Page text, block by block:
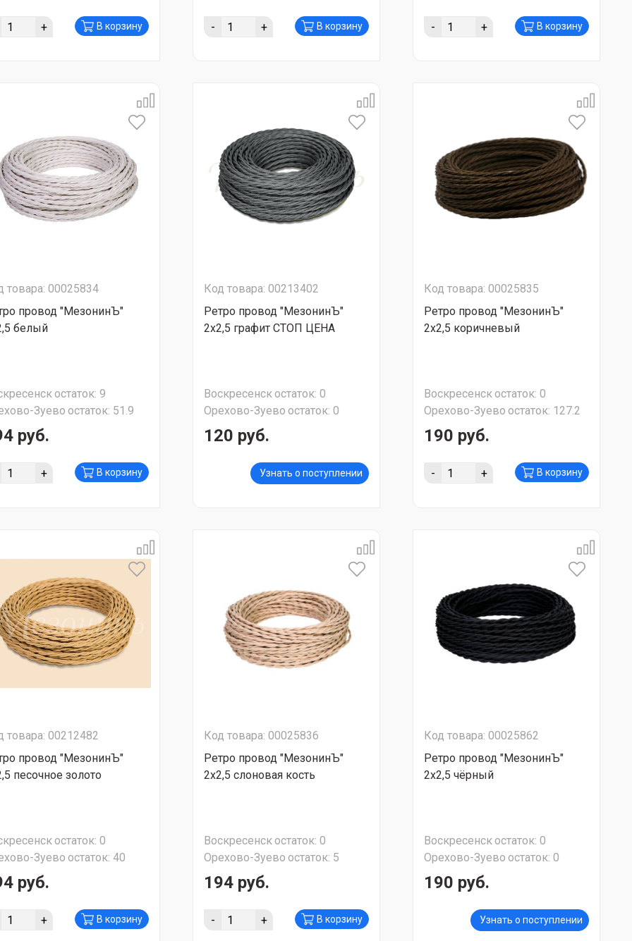
+ В корзину - + В корзину - + В корзину
товара: 00025834
провод "МезонинЪ"
белый
остаток: 9
Зуево остаток: 51.9
руб.
+ В корзину
Код товара: 00213402
Ретро провод "МезонинЪ"
2х2,5 графит СТОП ЦЕНА
Воскресенскостаток: 0
Орехово-Зуево остаток: 0
120 руб.
Узнать о поступлении
Код товара: 00025835
Ретро провод "МезонинЪ"
2х2,5 коричневый
Воскресенскостаток: 0
Орехово-Зуево остаток: 127.2
190 руб.
- + В корзину
товара: 00212482
провод "МезонинЪ"
песочное золото
остаток: 0
Зуево остаток: 40
руб.
+ В корзину
Код товара: 00025836
Ретро провод "МезонинЪ"
2х2,5 слоновая кость
Воскресенскостаток: 0
Орехово-Зуево остаток: 5
194 руб.
- + В корзину
Код товара: 00025862
Ретро провод "МезонинЪ"
2х2,5 чёрный
Воскресенскостаток: 0
Орехово-Зуево остаток: 0
190 руб.
Узнать о поступлении